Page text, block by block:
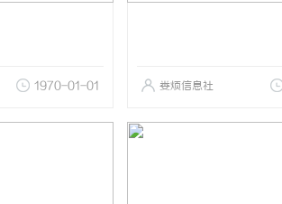
1970-01-01 娄烦信息社